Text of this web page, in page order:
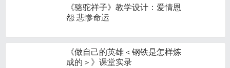
《骆驼祥子》教学设计：爱情恩
怨 悲惨命运
《做自己的英雄＜钢铁是怎样炼
成的＞》课堂实录